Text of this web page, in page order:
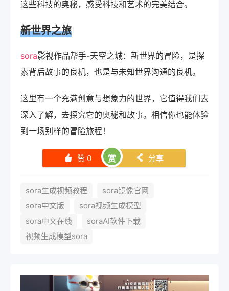
这些科技的奥秘，感受科技和艺术的完美结合。
新世界之旅
sora影视作品帮手-天空之城：新世界的冒险，是探
索背后故事的良机，也是与未知世界沟通的良机。
这里有一个充满创意与想象力的世界，它值得我们去
深入了解，去探究它的奥秘和故事。相信你也能体验
到一场别样的冒险旅程！
󰄼 赞 0 赏 󰄯 分享
sora生成视频教程
sora镜像官网
sora中文版
sora视频生成模型
sora中文在线
soraAI软件下载
视频生成模型sora